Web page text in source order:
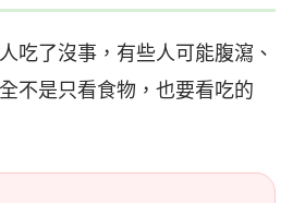
吃了沒事，有些人可能腹瀉、
不是只看食物，也要看吃的